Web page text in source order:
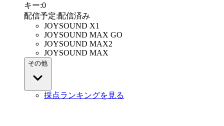
キー:0
配信予定:配信済み
JOYSOUND X1
JOYSOUND MAX GO
JOYSOUND MAX2
JOYSOUND MAX
その他
採点ランキングを見る